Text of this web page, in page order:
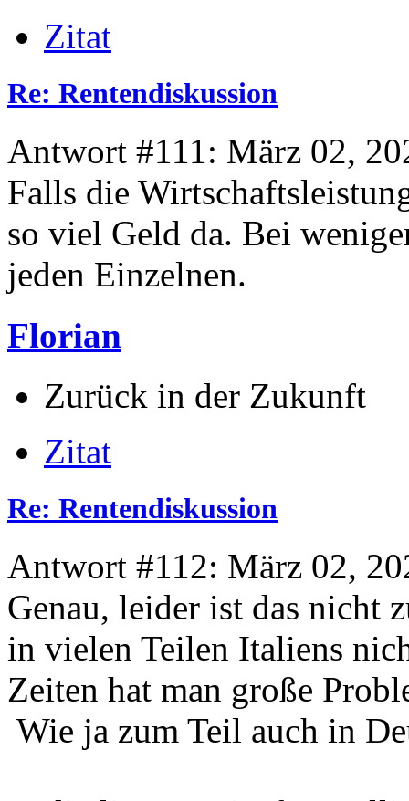
Zitat
Re: Rentendiskussion
Antwort #111: März 02,
Falls die
so viel Geld da. Bei
jeden Einzelnen.
Florian
Zurück in der Zukunft
Zitat
Re: Rentendiskussion
Antwort #112: März 02,
Genau, leider ist das nicht
in vielen Teilen Italiens
Zeiten hat man große
Wie ja zum Teil auch in